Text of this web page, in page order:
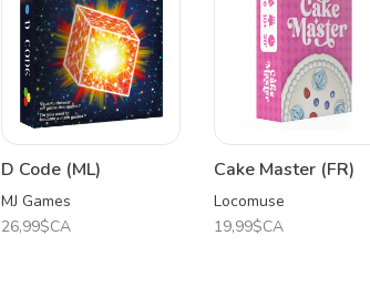
D Code (ML)
MJ Games
26,99$CA
Cake Master (FR)
Locomuse
19,99$CA